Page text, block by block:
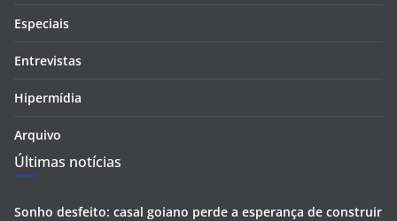
Especiais
Entrevistas
Hipermídia
Arquivo
Últimas notícias
Sonho desfeito: casal goiano perde a esperança de construir